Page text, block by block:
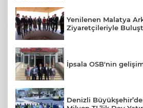
Yenilenen Malatya
Ziyaretçileriyle
İpsala OSB'nin
Denizli